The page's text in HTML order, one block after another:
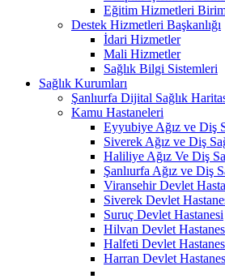
Eğitim Hizmetleri
Destek Hizmetleri Başkanlığı
İdari Hizmetler
Mali Hizmetler
Sağlık Bilgi Sistemleri
Sağlık Kurumları
Şanlıurfa Dijital Sağlık
Kamu Hastaneleri
Eyyubiye Ağız ve Diş
Siverek Ağız ve Diş
Haliliye Ağız Ve Diş
Şanlıurfa Ağız ve Diş
Viransehir Devlet
Siverek Devlet
Suruç Devlet Hastanesi
Hilvan Devlet
Halfeti Devlet
Harran Devlet